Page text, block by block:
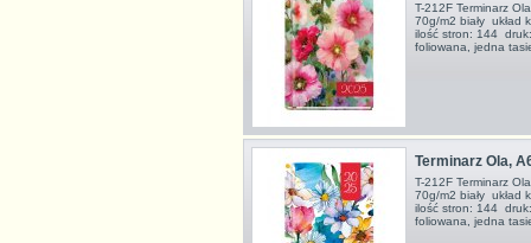
T-212F Terminarz
70g/m2 biały układ
ilość stron: 144
foliowana, jedna
Terminarz Ola,
T-212F Terminarz
70g/m2 biały układ
ilość stron: 144
foliowana, jedna